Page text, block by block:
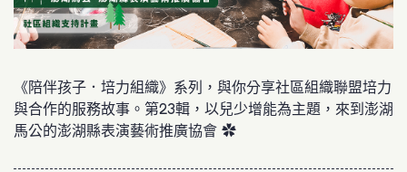
《陪伴孩子．培力組織》系列，與你分享社區組織聯盟培力
與合作的服務故事。第23輯，以兒少增能為主題，來到澎湖
馬公的澎湖縣表演藝術推廣協會 ✿